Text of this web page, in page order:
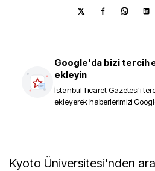
Google'da bizi tercih
ekleyin
İstanbul Ticaret Gazetesi'i
ekleyerek haberlerimizi
Kyoto Üniversitesi'nden araştırmacılar,